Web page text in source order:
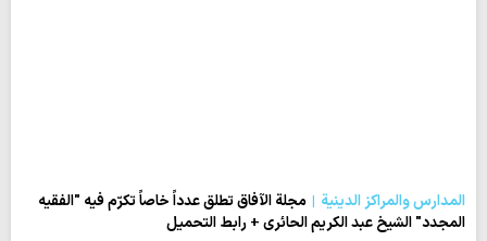
المدارس والمراكز الدينية
مجلة الآفاق تطلق عدداً خاصاً تكرّم فيه "الفقيه
المجدد" الشيخ عبد الكريم الحائري + رابط التحميل